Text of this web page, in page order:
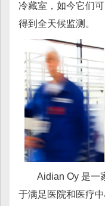
冷藏室，如今它们
得到全天候监测。
Aidian Oy 是一家
于满足医院和医疗